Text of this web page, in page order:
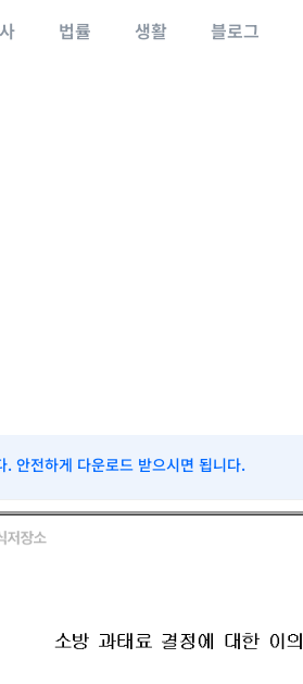
법률 생활 블로그
안전하게 다운로드 받으시면 됩니다.